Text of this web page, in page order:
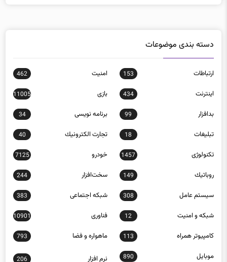
ارتباطات
اينترنت 434 بازی 11005
بدافزار 99 برنامه نويسی 34
تبلیغات 18 تجارت الكترونيك 40
تکنولوژی 1457 خودرو 7125
روباتيك 149 سخت‌افزار 244
سيستم عامل 308 شبكه اجتماعی 383
شبكه و امنيت 12 فناوری 10901
كامپيوتر همراه 113 ماهواره و فضا 793
موبايل 890
206